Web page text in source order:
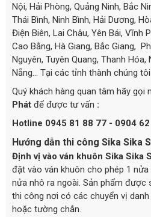
Nội, Hải Phòng, Quảng Ninh, Bắc
Thái Bình, Ninh Bình, Hải Dương,
Điện Biên, Lai Châu, Yên Bái, Vĩnh
Cao Bằng, Hà Giang, Bắc Giang,
Nguyên, Tuyên Quang, Thanh
Nẵng… Tại các tỉnh thành chúng tôi
Quý khách hàng quan tâm hãy gọi
Phát để được tư vấn :
Hotline 0945 81 88 77 - 0904
Hướng dẫn thi công Sika Sika
Định vị vào ván khuôn Sika Sika
đặt vào ván khuôn cho phép 1
nửa nhô ra ngoài. Sản phẩm được
thi công nơi có các chuyển vị
hoặc tường chắn.